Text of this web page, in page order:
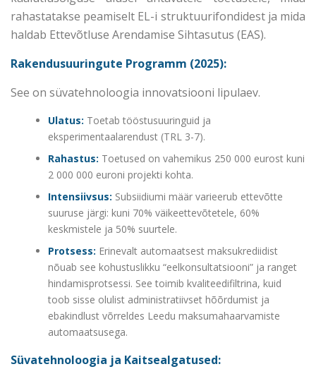
rahastatakse peamiselt EL-i struktuurifondidest ja mida
haldab Ettevõtluse Arendamise Sihtasutus (EAS).
Rakendusuuringute Programm (2025):
See on süvatehnoloogia innovatsiooni lipulaev.
Ulatus: Toetab tööstusuuringuid ja
eksperimentaalarendust (TRL 3-7).
Rahastus: Toetused on vahemikus 250 000 eurost kuni
2 000 000 euroni projekti kohta.
Intensiivsus: Subsiidiumi määr varieerub ettevõtte
suuruse järgi: kuni 70% väikeettevõtetele, 60%
keskmistele ja 50% suurtele.
Protsess: Erinevalt automaatsest maksukrediidist
nõuab see kohustuslikku “eelkonsultatsiooni” ja ranget
hindamisprotsessi. See toimib kvaliteedifiltrina, kuid
toob sisse olulist administratiivset hõõrdumist ja
ebakindlust võrreldes Leedu maksumahaarvamiste
automaatsusega.
Süvatehnoloogia ja Kaitsealgatused: